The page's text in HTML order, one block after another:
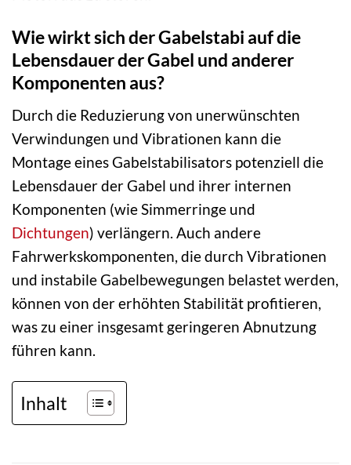
Wie wirkt sich der Gabelstabi auf die
Lebensdauer der Gabel und anderer
Komponenten aus?
Durch die Reduzierung von unerwünschten
Verwindungen und Vibrationen kann die
Montage eines Gabelstabilisators potenziell die
Lebensdauer der Gabel und ihrer internen
Komponenten (wie Simmerringe und
Dichtungen) verlängern. Auch andere
Fahrwerkskomponenten, die durch Vibrationen
und instabile Gabelbewegungen belastet werden,
können von der erhöhten Stabilität profitieren,
was zu einer insgesamt geringeren Abnutzung
führen kann.
Inhalt